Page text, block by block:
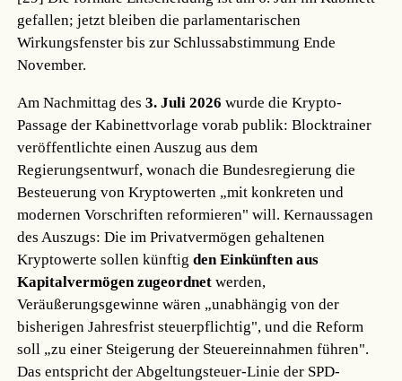
gefallen; jetzt bleiben die parlamentarischen
Wirkungsfenster bis zur Schlussabstimmung Ende
November.
Am Nachmittag des3. Juli 2026 wurde die Krypto-
Passage der Kabinettvorlage vorab publik: Blocktrainer
veröffentlichte einen Auszug aus dem
Regierungsentwurf, wonach die Bundesregierung die
Besteuerung von Kryptowerten „mit konkreten und
modernen Vorschriften reformieren" will. Kernaussagen
des Auszugs: Die im Privatvermögen gehaltenen
Kryptowerte sollen künftigden Einkünften aus
Kapitalvermögen zugeordnet werden,
Veräußerungsgewinne wären „unabhängig von der
bisherigen Jahresfrist steuerpflichtig", und die Reform
soll „zu einer Steigerung der Steuereinnahmen führen".
Das entspricht der Abgeltungsteuer-Linie der SPD-